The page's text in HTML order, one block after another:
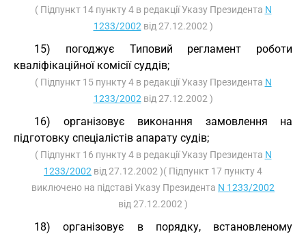
( Підпункт 14 пункту 4 в редакції Указу Президента N
1233/2002 від 27.12.2002 )
15) погоджує Типовий регламент роботи
кваліфікаційної комісії суддів;
( Підпункт 15 пункту 4 в редакції Указу Президента N
1233/2002 від 27.12.2002 )
16) організовує виконання замовлення на
підготовку спеціалістів апарату судів;
( Підпункт 16 пункту 4 в редакції Указу Президента N
1233/2002 від 27.12.2002 )( Підпункт 17 пункту 4
виключено на підставі Указу Президента N 1233/2002
від 27.12.2002 )
18) організовує в порядку, встановленому